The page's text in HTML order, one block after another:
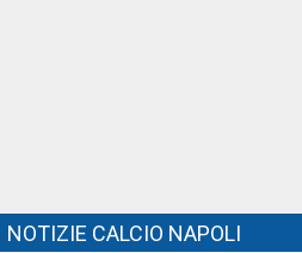
NOTIZIE CALCIO NAPOLI